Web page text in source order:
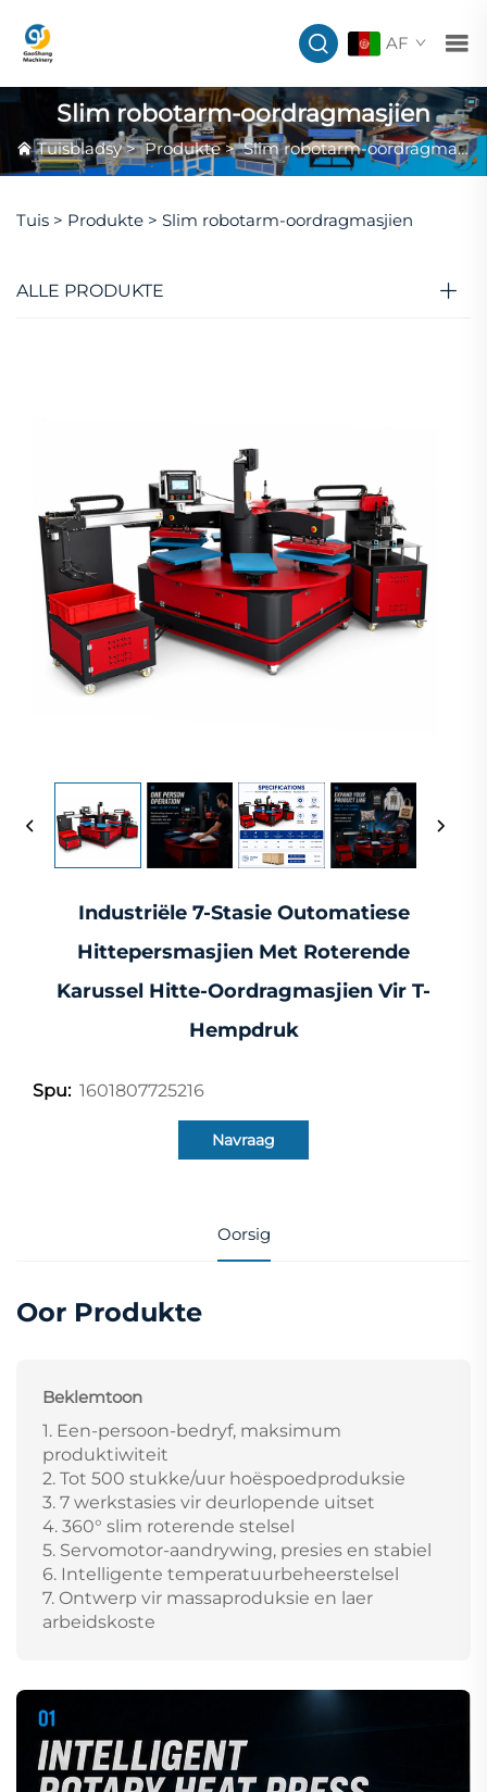
AF
Slim robotarm-oordragmasjien
Tuisbladsy>Produkte>Slim robotarm-oordragmasjien
Tuis > Produkte > Slim robotarm-oordragmasjien
ALLE PRODUKTE
Industriële 7-Stasie Outomatiese
Hittepersmasjien Met Roterende
Karussel Hitte-Oordragmasjien Vir T-
Hempdruk
Spu: 1601807725216
Navraag
Oorsig
Oor Produkte
Beklemtoon
1. Een-persoon-bedryf, maksimum
produktiwiteit
2. Tot 500 stukke/uur hoëspoedproduksie
3. 7 werkstasies vir deurlopende uitset
4. 360° slim roterende stelsel
5. Servomotor-aandrywing, presies en stabiel
6. Intelligente temperatuurbeheerstelsel
7. Ontwerp vir massaproduksie en laer
arbeidskoste